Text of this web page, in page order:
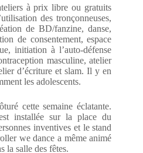
à prix libre ou gratuits
des tronçonneuses,
de BD/fanzine, danse,
de consentement, espace
initiation à l’auto-défense
masculine, atelier
d’écriture et slam. Il y en
les adolescents.
cette semaine éclatante.
installée sur la place du
inventives et le stand
we dance a même animé
la salle des fêtes.